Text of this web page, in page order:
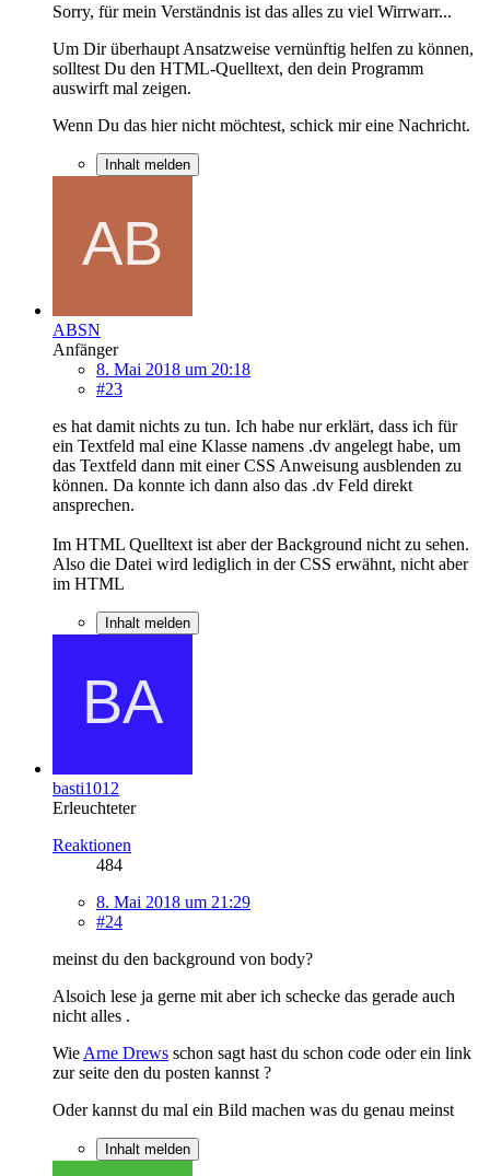
Sorry, für mein Verständnis ist das alles zu viel Wirrwarr...
Um Dir überhaupt Ansatzweise vernünftig helfen zu können,
solltest Du den HTML-Quelltext, den dein Programm
auswirft mal zeigen.
Wenn Du das hier nicht möchtest, schick mir eine Nachricht.
Inhalt melden
ABSN
Anfänger
8. Mai 2018 um 20:18
#23
es hat damit nichts zu tun. Ich habe nur erklärt, dass ich für
ein Textfeld mal eine Klasse namens .dv angelegt habe, um
das Textfeld dann mit einer CSS Anweisung ausblenden zu
können. Da konnte ich dann also das .dv Feld direkt
ansprechen.
Im HTML Quelltext ist aber der Background nicht zu sehen.
Also die Datei wird lediglich in der CSS erwähnt, nicht aber
im HTML
Inhalt melden
basti1012
Erleuchteter
Reaktionen
484
8. Mai 2018 um 21:29
#24
meinst du den background von body?
Alsoich lese ja gerne mit aber ich schecke das gerade auch
nicht alles .
Wie Arne Drews schon sagt hast du schon code oder ein link
zur seite den du posten kannst ?
Oder kannst du mal ein Bild machen was du genau meinst
Inhalt melden